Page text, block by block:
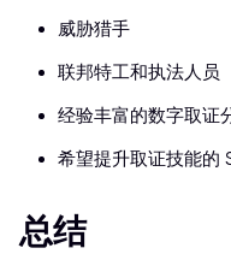
威胁猎手
联邦特工和执法人员
经验丰富的数字取证
希望提升取证技能的
总结